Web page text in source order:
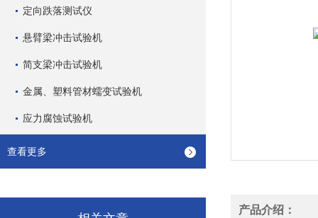
定向跌落测试仪
悬臂梁冲击试验机
简支梁冲击试验机
金属、塑料管材蠕变试验机
应力腐蚀试验机
查看更多
产品介绍：